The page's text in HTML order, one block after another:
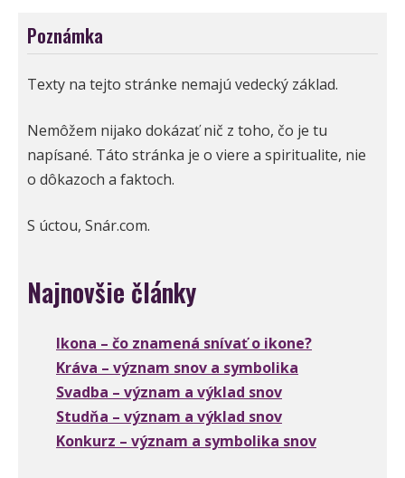
Poznámka
Texty na tejto stránke nemajú vedecký základ.
Nemôžem nijako dokázať nič z toho, čo je tu
napísané. Táto stránka je o viere a spiritualite, nie
o dôkazoch a faktoch.
S úctou, Snár.com.
Najnovšie články
Ikona – čo znamená snívať o ikone?
Kráva – význam snov a symbolika
Svadba – význam a výklad snov
Studňa – význam a výklad snov
Konkurz – význam a symbolika snov